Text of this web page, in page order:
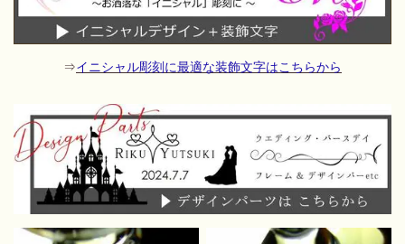
⇒イニシャル彫刻に最適な装飾文字はこちらから